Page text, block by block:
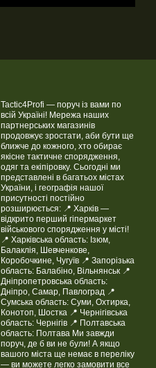
Tactic4Profi — поруч із вами по
всій Україні! Мережа наших
партнерських магазинів
продовжує зростати, аби бути ще
ближче до кожного, хто обирає
якісне тактичне спорядження,
одяг та екіпіровку. Сьогодні ми
представлені в багатьох містах
України, і географія нашої
присутності постійно
розширюється: 📍 Харків —
відкрито перший гіпермаркет
військового спорядження у місті!
📍 Харківська область: Ізюм,
Балаклія, Шевченкове,
Коробочкине, Чугуїв 📍 Запорізька
область: Балабіно, Вільнянськ 📍
Дніпропетровська область:
Дніпро, Самар, Павлоград 📍
Сумська область: Суми, Охтирка,
Конотоп, Шостка 📍 Чернігівська
область: Чернігів 📍 Полтавська
область: Полтава Ми завжди
поруч, де б ви не були! А якщо
вашого міста ще немає в переліку
— ви можете легко замовити все